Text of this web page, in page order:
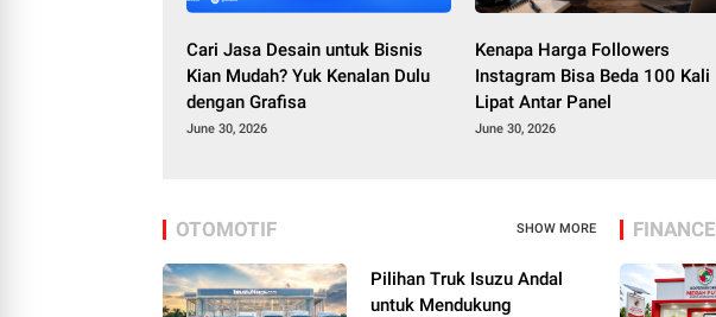
Cari Jasa Desain untuk Bisnis
Kian Mudah? Yuk Kenalan Dulu
dengan Grafisa
June 30, 2026
Kenapa Harga Followers
Instagram Bisa Beda 100 Kali
Lipat Antar Panel
June 30, 2026
OTOMOTIF SHOW MORE
Pilihan Truk Isuzu Andal
untuk Mendukung
FINANCE